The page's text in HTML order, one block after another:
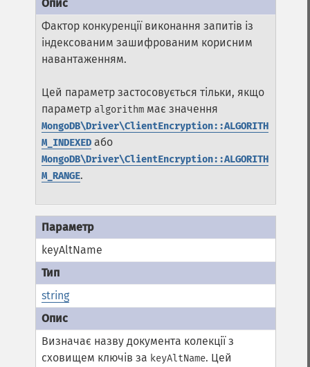
Фактор конкуренції виконання запитів із
індексованим зашифрованим корисним
навантаженням.
Цей параметр застосовується тільки, якщо
параметр algorithm має значення
MongoDB\Driver\ClientEncryption::ALGORITH
M_INDEXED або
MongoDB\Driver\ClientEncryption::ALGORITH
M_RANGE.
keyAltName
string
Визначає назву документа колекції з
сховищем ключів за keyAltName. Цей